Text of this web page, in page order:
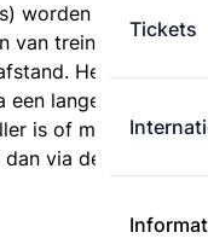
Tickets
worden
van treintickets
Het is
langere route,
is of met minder
via de kortste